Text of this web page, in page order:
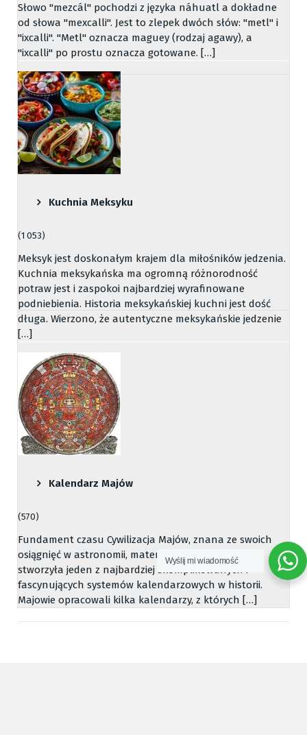
Słowo "mezcál" pochodzi z języka náhuatl a dokładne
od słowa "mexcalli". Jest to zlepek dwóch słów: "metl" i
"ixcalli". "Metl" oznacza maguey (rodzaj agawy), a
"ixcalli" po prostu oznacza gotowane. […]
Kuchnia Meksyku
(1 053)
Meksyk jest doskonałym krajem dla miłośników jedzenia.
Kuchnia meksykańska ma ogromną różnorodność
potraw jest i zaspokoi najbardziej wyrafinowane
podniebienia. Historia meksykańskiej kuchni jest dość
długa. Wierzono, że autentyczne meksykańskie jedzenie
[…]
Kalendarz Majów
(570)
Fundament czasu Cywilizacja Majów, znana ze swoich
osiągnięć w astronomii, matematyce i architekturze,
stworzyła jeden z najbardziej skomplikowanych i
fascynujących systemów kalendarzowych w historii.
Majowie opracowali kilka kalendarzy, z których […]
Wyślij mi wiadomość